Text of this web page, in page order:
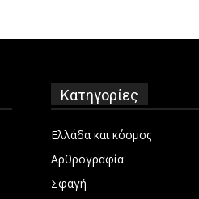
Κατηγορίες
Ελλάδα και κόσμος
Αρθρογραφία
Σφαγή